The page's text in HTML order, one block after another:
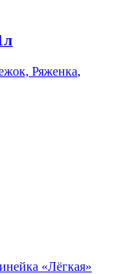
Ряженка,
«Лёгкая»